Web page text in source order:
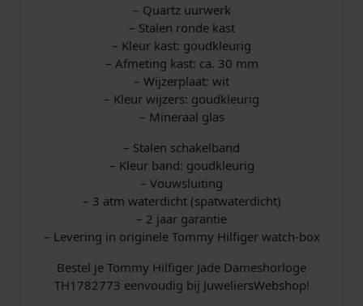
a
l
– Quartz uurwerk
– Stalen ronde kast
– Kleur kast: goudkleurig
– Afmeting kast: ca. 30 mm
– Wijzerplaat: wit
– Kleur wijzers: goudkleurig
– Mineraal glas
– Stalen schakelband
– Kleur band: goudkleurig
– Vouwsluiting
– 3 atm waterdicht (spatwaterdicht)
– 2 jaar garantie
– Levering in originele Tommy Hilfiger watch-box
Bestel je Tommy Hilfiger Jade Dameshorloge
TH1782773 eenvoudig bij JuweliersWebshop!